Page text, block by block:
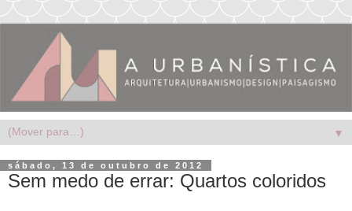
▼
sábado, 13 de outubro de 2012
Sem medo de errar: Quartos coloridos